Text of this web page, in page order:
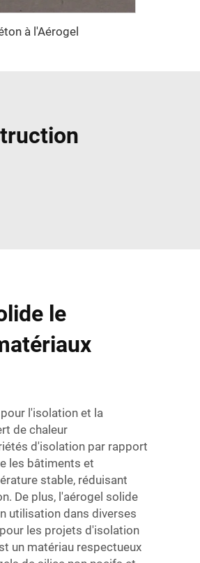
à l'Aérogel
le
l'isolation et la
de chaleur
d'isolation par rapport
les bâtiments et
stable, réduisant
De plus, l'aérogel solide
utilisation dans diverses
les projets d'isolation
un matériau respectueux